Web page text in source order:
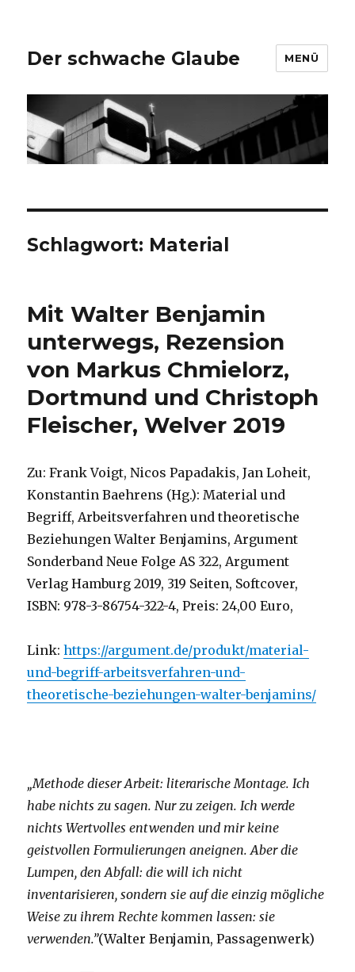
Der schwache Glaube MENÜ
Schlagwort: Material
Mit Walter Benjamin
unterwegs, Rezension
von Markus Chmielorz,
Dortmund und Christoph
Fleischer, Welver 2019
Zu: Frank Voigt, Nicos Papadakis, Jan Loheit,
Konstantin Baehrens (Hg.): Material und
Begriff, Arbeitsverfahren und theoretische
Beziehungen Walter Benjamins, Argument
Sonderband Neue Folge AS 322, Argument
Verlag Hamburg 2019, 319 Seiten, Softcover,
ISBN: 978-3-86754-322-4, Preis: 24,00 Euro,
Link:https://argument.de/produkt/material-
und-begriff-arbeitsverfahren-und-
theoretische-beziehungen-walter-benjamins/
„Methode dieser Arbeit: literarische Montage. Ich
habe nichts zu sagen. Nur zu zeigen. Ich werde
nichts Wertvolles entwenden und mir keine
geistvollen Formulierungen aneignen. Aber die
Lumpen, den Abfall: die will ich nicht
inventarisieren, sondern sie auf die einzig mögliche
Weise zu ihrem Rechte kommen lassen: sie
verwenden.”(Walter Benjamin, Passagenwerk)